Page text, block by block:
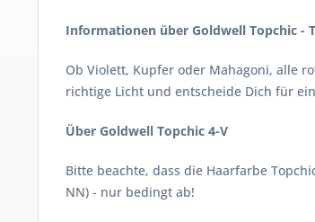
Informationen über Goldwell Topchic -
Ob Violett, Kupfer oder Mahagoni, alle
richtige Licht und entscheide Dich für
Über Goldwell Topchic 4-V
Bitte beachte, dass die Haarfarbe
NN) - nur bedingt ab!